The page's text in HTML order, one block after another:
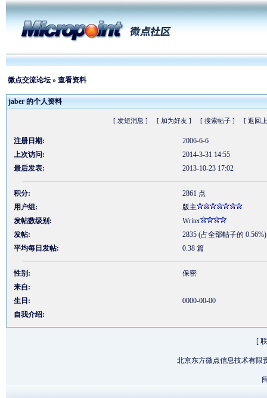
微点交流论坛 » 查看资料
jaber 的个人资料
[ 发短消息 ] [ 加为好友 ] [ 搜索帖子 ] [ 返回
注册日期:
2006-6-6
上次访问:
2014-3-31 14:55
最后发表:
2013-10-23 17:02
积分:
2861 点
用户组:
版主
发帖数级别:
Writer
发帖:
2835 (占全部帖子的 0.56%)
平均每日发帖:
0.38 篇
性别:
保密
来自:
生日:
0000-00-00
自我介绍:
[
北京东方微点信息技术有限